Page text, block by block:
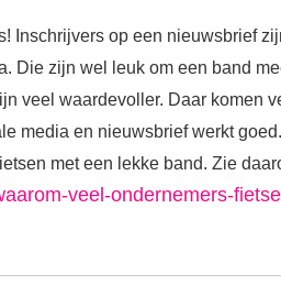
Inschrijvers op een nieuwsbrief
Die zijn wel leuk om een band
veel waardevoller. Daar komen
media en nieuwsbrief werkt
met een lekke band. Zie
veel-ondernemers-